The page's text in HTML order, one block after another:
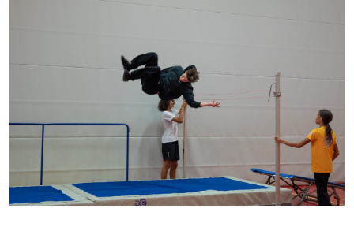
Pour les Jeunes
Pour les Parents